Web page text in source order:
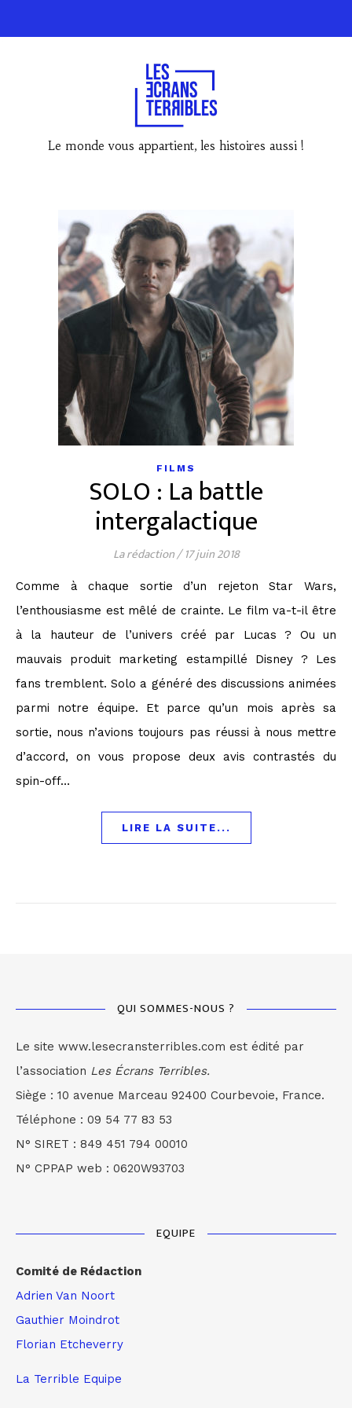
Le monde vous appartient, les histoires aussi !
FILMS
SOLO : La battle
intergalactique
La rédaction/ 17 juin 2018
Comme à chaque sortie d’un rejeton Star Wars,
l’enthousiasme est mêlé de crainte. Le film va-t-il être
à la hauteur de l’univers créé par Lucas ? Ou un
mauvais produit marketing estampillé Disney ? Les
fans tremblent. Solo a généré des discussions animées
parmi notre équipe. Et parce qu’un mois après sa
sortie, nous n’avions toujours pas réussi à nous mettre
d’accord, on vous propose deux avis contrastés du
spin-off…
LIRE LA SUITE...
QUI SOMMES-NOUS ?
Le site www.lesecransterribles.com est édité par
l’association Les Écrans Terribles.
Siège : 10 avenue Marceau 92400 Courbevoie, France.
Téléphone : 09 54 77 83 53
N° SIRET : 849 451 794 00010
N° CPPAP web : 0620W93703
EQUIPE
Comité de Rédaction
Adrien Van Noort
Gauthier Moindrot
Florian Etcheverry
La Terrible Equipe